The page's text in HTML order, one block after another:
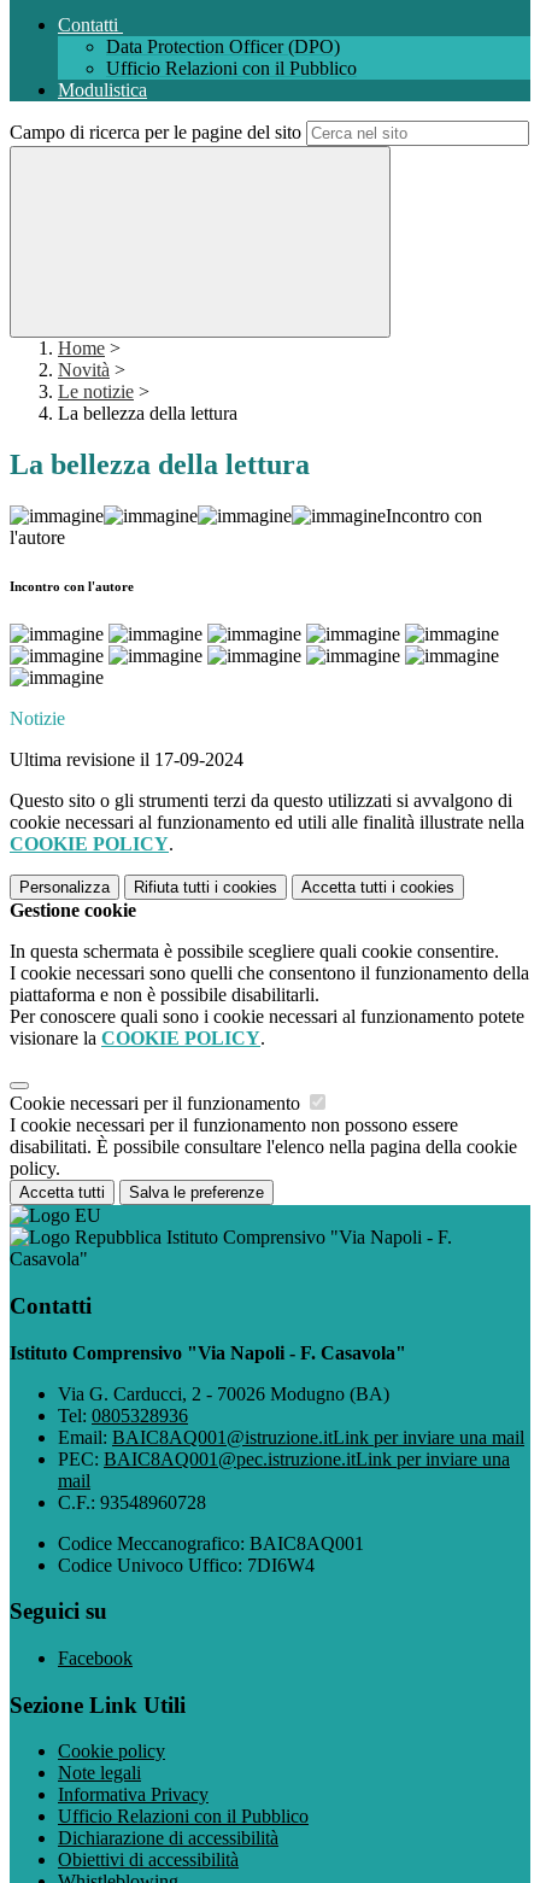
Contatti
Data Protection Officer (DPO)
Ufficio Relazioni con il Pubblico
Modulistica
Campo di ricerca per le pagine del sito
Home >
Novità >
Le notizie >
La bellezza della lettura
La bellezza della lettura
Incontro con
l'autore
Incontro con l'autore
Notizie
Ultima revisione il 17-09-2024
Questo sito o gli strumenti terzi da questo utilizzati si avvalgono di
cookie necessari al funzionamento ed utili alle finalità illustrate nella
COOKIE POLICY.
Personalizza Rifiuta tutti i cookies Accetta tutti i cookies
Gestione cookie
In questa schermata è possibile scegliere quali cookie consentire.
I cookie necessari sono quelli che consentono il funzionamento della
piattaforma e non è possibile disabilitarli.
Per conoscere quali sono i cookie necessari al funzionamento potete
visionare la COOKIE POLICY.
Cookie necessari per il funzionamento
I cookie necessari per il funzionamento non possono essere
disabilitati. È possibile consultare l'elenco nella pagina della cookie
policy.
Accetta tutti Salva le preferenze
Istituto Comprensivo "Via Napoli - F.
Casavola"
Contatti
Istituto Comprensivo "Via Napoli - F. Casavola"
Via G. Carducci, 2 - 70026 Modugno (BA)
Tel: 0805328936
Email: BAIC8AQ001@istruzione.itLink per inviare una mail
PEC: BAIC8AQ001@pec.istruzione.itLink per inviare una
mail
C.F.: 93548960728
Codice Meccanografico: BAIC8AQ001
Codice Univoco Uffico: 7DI6W4
Seguici su
Facebook
Sezione Link Utili
Cookie policy
Note legali
Informativa Privacy
Ufficio Relazioni con il Pubblico
Dichiarazione di accessibilità
Obiettivi di accessibilità